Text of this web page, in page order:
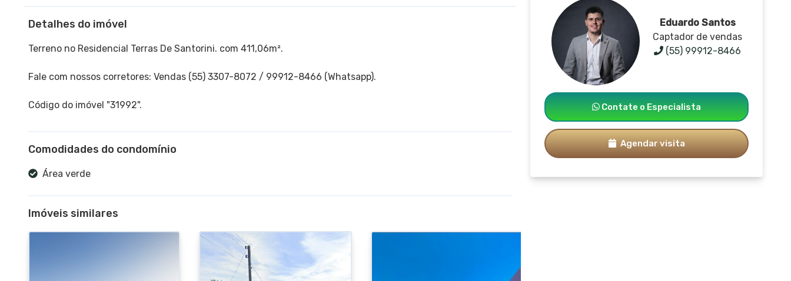
Detalhes do imóvel
Terreno no Residencial Terras De Santorini. com 411,06m².
Fale com nossos corretores: Vendas (55) 3307-8072 / 99912-8466 (Whatsapp).
Código do imóvel "31992".
Comodidades do condomínio
Área verde
Imóveis similares
Eduardo Santos
Captador de vendas
(55) 99912-8466
Contate o Especialista
Agendar visita